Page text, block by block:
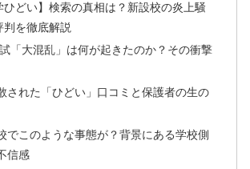
ひどい】検索の真相は？新設校の炎上騒
判を徹底解説
「大混乱」は何が起きたのか？その衝撃
された「ひどい」口コミと保護者の生の
でこのような事態が？背景にある学校側
信感